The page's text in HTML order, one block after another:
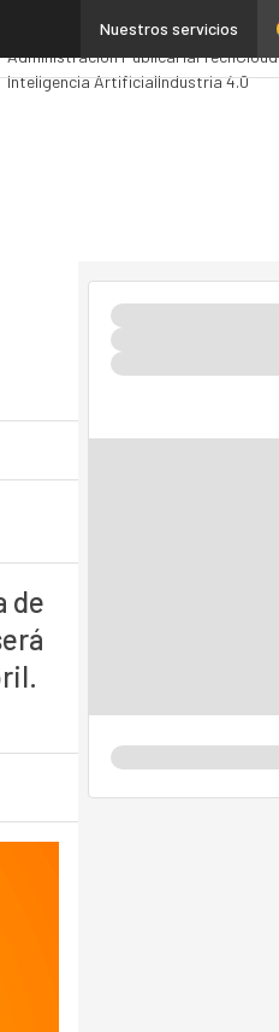
Nuestros servicios
Premios ComputingAnalytics
Administración PúblicaMarTechCloud
Inteligencia ArtificialIndustria 4.0
de